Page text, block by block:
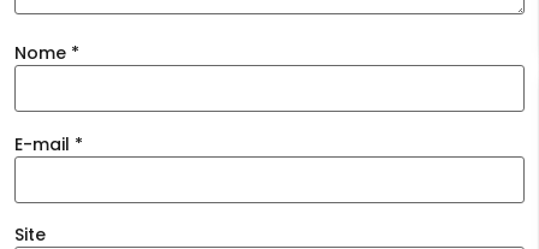
Nome *
E-mail *
Site